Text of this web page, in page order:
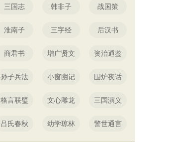
三国志 韩非子 战国策
淮南子 三字经 后汉书
商君书 增广贤文 资治通鉴
孙子兵法 小窗幽记 围炉夜话
格言联璧 文心雕龙 三国演义
吕氏春秋 幼学琼林 警世通言